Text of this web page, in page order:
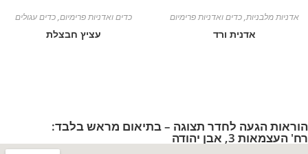
אדניות מלבניות,כדים ואדניות פרימיום
אדנית ורד
כדים ואדניות פרימיום,כדים עגולים
עציץ חבצלת
הגעה לחדר תצוגה – בתיאום מראש בלבד:
העצמאות 3, אבן יהודה